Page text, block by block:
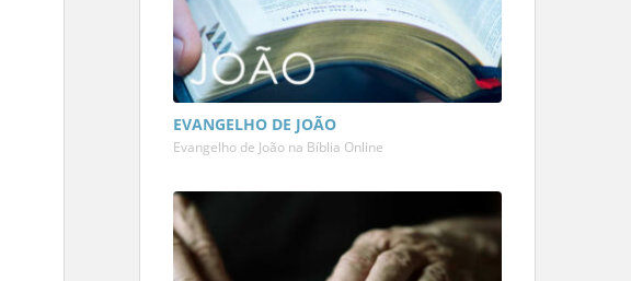
EVANGELHO DE JOÃO
Evangelho de João na Bíblia Online